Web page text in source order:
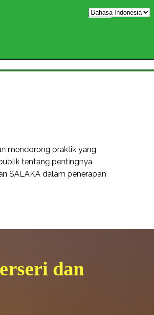
mendorong praktik yang
tentang pentingnya
SALAKA dalam penerapan
dan